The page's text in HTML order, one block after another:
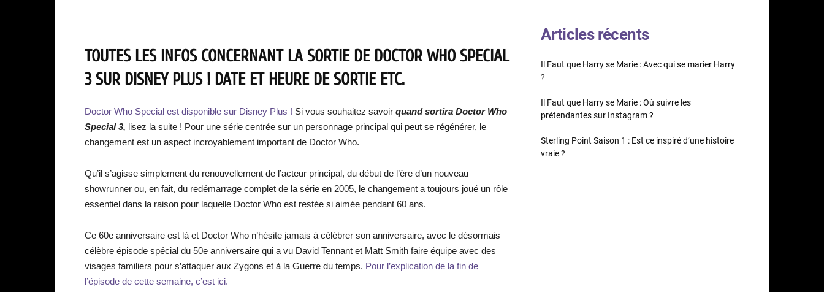
TOUTES LES INFOS CONCERNANT LA SORTIE DE DOCTOR WHO SPECIAL
3 SUR DISNEY PLUS ! DATE ET HEURE DE SORTIE ETC.
Doctor Who Special est disponible sur Disney Plus ! Si vous souhaitez savoir quand sortira Doctor Who
Special 3, lisez la suite ! Pour une série centrée sur un personnage principal qui peut se régénérer, le
changement est un aspect incroyablement important de Doctor Who.
Qu’il s’agisse simplement du renouvellement de l’acteur principal, du début de l’ère d’un nouveau
showrunner ou, en fait, du redémarrage complet de la série en 2005, le changement a toujours joué un rôle
essentiel dans la raison pour laquelle Doctor Who est restée si aimée pendant 60 ans.
Ce 60e anniversaire est là et Doctor Who n’hésite jamais à célébrer son anniversaire, avec le désormais
célèbre épisode spécial du 50e anniversaire qui a vu David Tennant et Matt Smith faire équipe avec des
visages familiers pour s’attaquer aux Zygons et à la Guerre du temps. Pour l’explication de la fin de
l’épisode de cette semaine, c’est ici.
Articles récents
Il Faut que Harry se Marie : Avec qui se marier Harry
?
Il Faut que Harry se Marie : Où suivre les
prétendantes sur Instagram ?
Sterling Point Saison 1 : Est ce inspiré d’une histoire
vraie ?